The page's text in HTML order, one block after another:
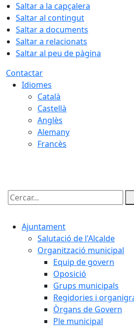
Saltar a la capçalera
Saltar al contingut
Saltar a documents
Saltar a relacionats
Saltar al peu de pàgina
Contactar
Idiomes
Català
Castellà
Anglès
Alemany
Francès
Cercar:
Ajuntament
Salutació de l'Alcalde
Organització municipal
Equip de govern
Oposició
Grups municipals
Regidories i
Òrgans de Govern
Ple municipal